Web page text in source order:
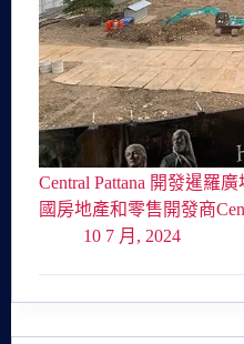
Central Pattana 開發暹羅
國房地產和零售開發商
10 7 月, 2024